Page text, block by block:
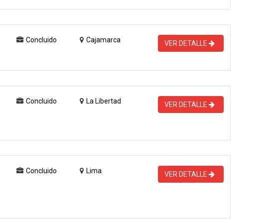
Concluido Cajamarca VER DETALLE
Concluido La Libertad VER DETALLE
Concluido Lima VER DETALLE